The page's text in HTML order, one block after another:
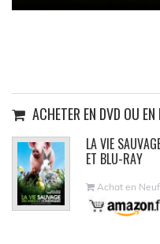
ACHETER EN DVD OU
LA VIE
ET BLU-RAY
Achat en